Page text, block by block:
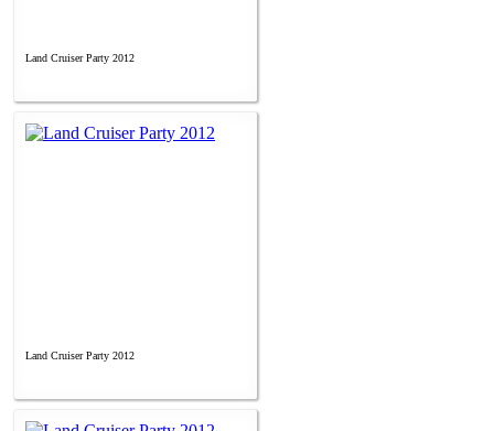
Land Cruiser Party 2012
Land Cruiser Party 2012